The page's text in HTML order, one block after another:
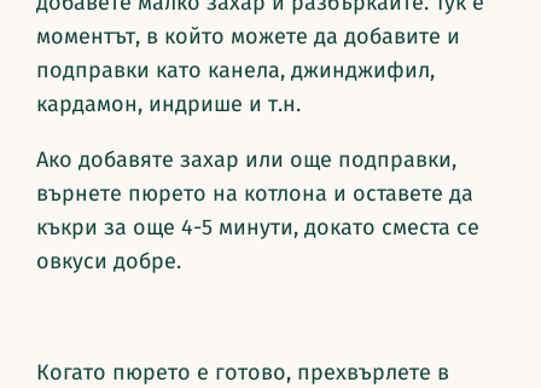
моментът, в който можете да добавите и
подправки като канела, джинджифил,
кардамон, индрише и т.н.
Ако добавяте захар или още подправки,
върнете пюрето на котлона и оставете да
къкри за още 4-5 минути, докато сместа се
овкуси добре.
Когато пюрето е готово, прехвърлете в